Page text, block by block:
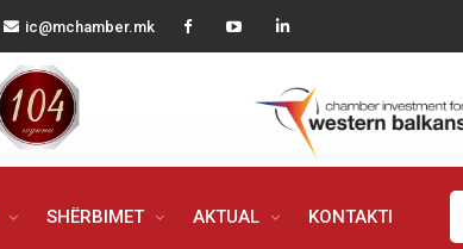
ic@mchamber.mk
SHËRBIMET AKTUAL KONTAKTI